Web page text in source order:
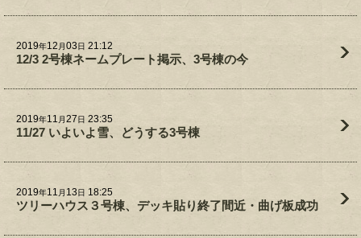
2019年12 月03日 21:12
12/3 2号棟ネームプレート掲示、3号棟の今
2019年11月27日 23:35
11/27 いよいよ雪、どうする3号棟
2019年11月 13日 18:25
ツリーハウス３号棟、デッキ貼り終了間近・曲げ板成功